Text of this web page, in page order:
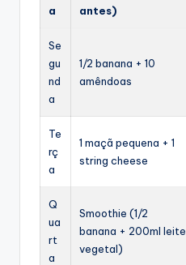
a
antes)
Se
gu
nd
a
1/2 banana + 10
amêndoas
Te
rç
a
1 maçã pequena + 1
string cheese
Q
ua
rt
a
Smoothie (1/2
banana + 200ml leite
vegetal)